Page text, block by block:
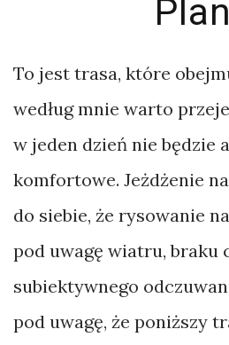
To jest trasa, które
według mnie warto
w jeden dzień nie będzie
komfortowe. Jeżdżenie
do siebie, że rysowanie
pod uwagę wiatru, braku
subiektywnego
pod uwagę, że poniższy